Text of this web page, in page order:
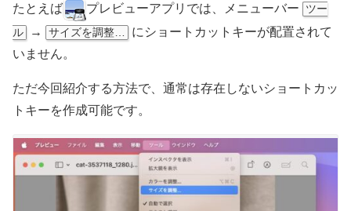
たとえば プレビューアプリでは、メニューバー
ツー
ル
→ サイズを調整…
にショートカットキーが配置されて
いません。
ただ今回紹介する方法で、通常は存在しないショートカッ
トキーを作成可能です。